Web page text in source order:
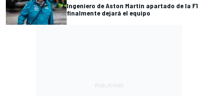
Ingeniero de Aston Martin apartado de la F1
finalmente dejará el equipo